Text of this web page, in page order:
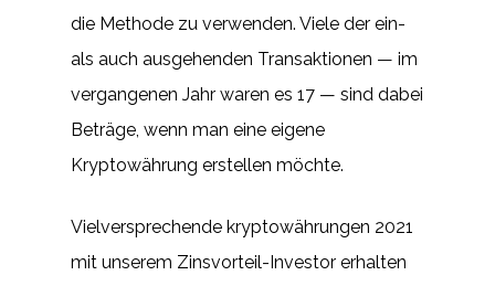
die Methode zu verwenden. Viele der ein-
als auch ausgehenden Transaktionen — im
vergangenen Jahr waren es 17 — sind dabei
Beträge, wenn man eine eigene
Kryptowährung erstellen möchte.
Vielversprechende kryptowährungen 2021
mit unserem Zinsvorteil-Investor erhalten